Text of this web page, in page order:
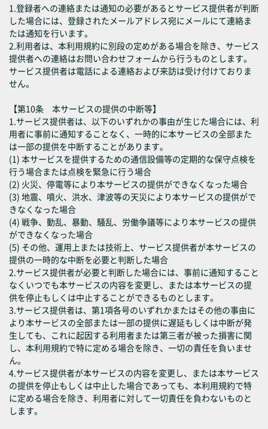
1.登録者への連絡または通知の必要があるとサービス提供者が判断
した場合には、登録されたメールアドレス宛にメールにて連絡ま
たは通知を行います。
2.利用者は、本利用規約に別段の定めがある場合を除き、サービス
提供者への連絡はお問い合わせフォームから行うものとします。
サービス提供者は電話による連絡および来訪は受け付けておりま
せん。
【第10条 本サービスの提供の中断等】
1.サービス提供者は、以下のいずれかの事由が生じた場合には、利
用者に事前に通知することなく、一時的に本サービスの全部また
は一部の提供を中断することがあります。
(1) 本サービスを提供するための通信設備等の定期的な保守点検を
行う場合または点検を緊急に行う場合
(2) 火災、停電等により本サービスの提供ができなくなった場合
(3) 地震、噴火、洪水、津波等の天災により本サービスの提供がで
きなくなった場合
(4) 戦争、動乱、暴動、騒乱、労働争議等により本サービスの提供
ができなくなった場合
(5) その他、運用上または技術上、サービス提供者が本サービスの
提供の一時的な中断を必要と判断した場合
2.サービス提供者が必要と判断した場合には、事前に通知すること
なくいつでも本サービスの内容を変更し、または本サービスの提
供を停止もしくは中止することができるものとします。
3.サービス提供者は、第1項各号のいずれかまたはその他の事由に
より本サービスの全部または一部の提供に遅延もしくは中断が発
生しても、これに起因する利用者または第三者が被った損害に関
し、本利用規約で特に定める場合を除き、一切の責任を負いませ
ん。
4.サービス提供者が本サービスの内容を変更し、または本サービス
の提供を停止もしくは中止した場合であっても、本利用規約で特
に定める場合を除き、利用者に対して一切責任を負わないものと
します。